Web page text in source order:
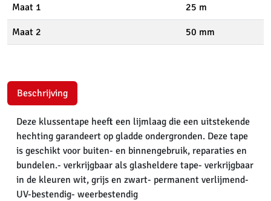
Maat 1 25 m
Maat 2 50 mm
Beschrijving
Deze klussentape heeft een lijmlaag die een uitstekende
hechting garandeert op gladde ondergronden. Deze tape
is geschikt voor buiten- en binnengebruik, reparaties en
bundelen.- verkrijgbaar als glasheldere tape- verkrijgbaar
in de kleuren wit, grijs en zwart- permanent verlijmend-
UV-bestendig- weerbestendig